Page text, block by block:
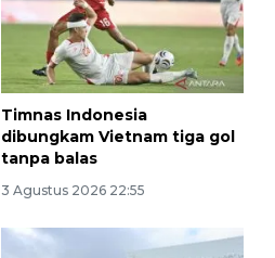
Timnas Indonesia
dibungkam Vietnam tiga gol
tanpa balas
3 Agustus 2026 22:55